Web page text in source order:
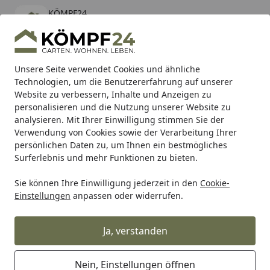
Unsere Seite verwendet Cookies und ähnliche
Technologien, um die Benutzererfahrung auf unserer
Website zu verbessern, Inhalte und Anzeigen zu
personalisieren und die Nutzung unserer Website zu
analysieren. Mit Ihrer Einwilligung stimmen Sie der
Verwendung von Cookies sowie der Verarbeitung Ihrer
persönlichen Daten zu, um Ihnen ein bestmögliches
Surferlebnis und mehr Funktionen zu bieten.
Sie können Ihre Einwilligung jederzeit in den Cookie-
Einstellungen anpassen oder widerrufen.
Ja, verstanden
Nein, Einstellungen öffnen
KÖMPF24
kostenlos - Im App Store
Hotline
Alle Produkte
Mein Konto
Suchen
Karibu Pools inkl. gratis Sandfilteranlage & Pool-
Starterset (Gesamtwert bis 468,99€)
Startseite
Burg-Wächter Burg-Wächter Tresore & Safes Burg-
Burg Wächter Möbeltresor Favor S1